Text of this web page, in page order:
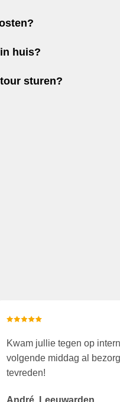
huis?
sturen?
Kwam jullie tegen op
volgende middag al
tevreden!
André, Leeuwarden